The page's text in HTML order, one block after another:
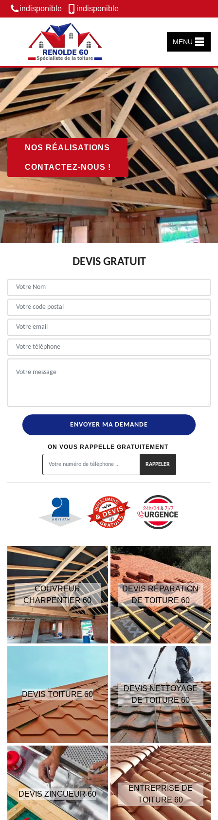
indisponible indisponible
MENU
NOS RÉALISATIONS
CONTACTEZ-NOUS !
DEVIS GRATUIT
ON VOUS RAPPELLE GRATUITEMENT
COUVREUR
CHARPENTIER 60
DEVIS RÉPARATION
DE TOITURE 60
DEVIS TOITURE 60
DEVIS NETTOYAGE
DE TOITURE 60
DEVIS ZINGUEUR 60
ENTREPRISE DE
TOITURE 60